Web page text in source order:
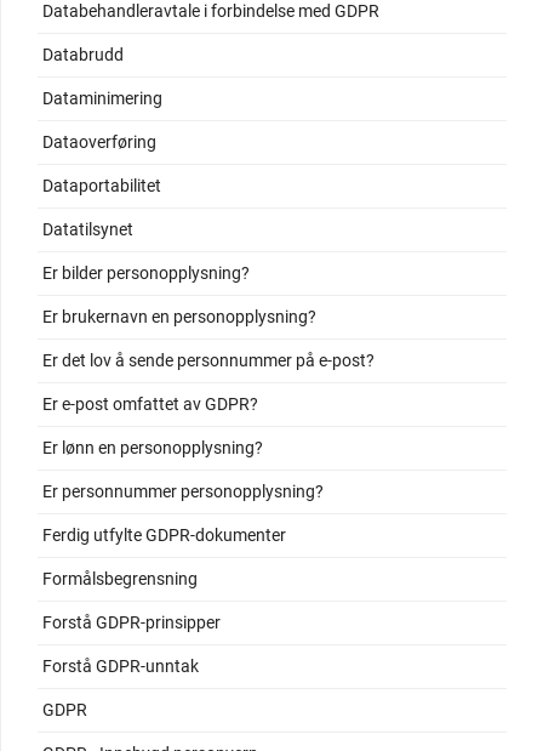
Databehandleravtale i forbindelse med GDPR
Databrudd
Dataminimering
Dataoverføring
Dataportabilitet
Datatilsynet
Er bilder personopplysning?
Er brukernavn en personopplysning?
Er det lov å sende personnummer på e-post?
Er e-post omfattet av GDPR?
Er lønn en personopplysning?
Er personnummer personopplysning?
Ferdig utfylte GDPR-dokumenter
Formålsbegrensning
Forstå GDPR-prinsipper
Forstå GDPR-unntak
GDPR